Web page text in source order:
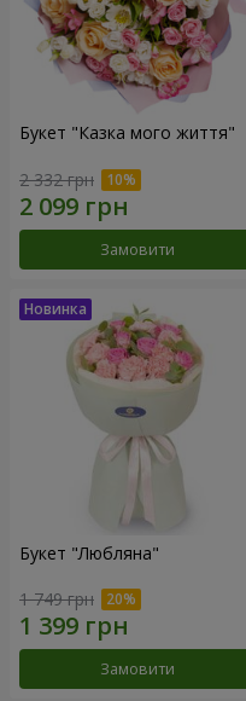
Букет "Казка мого життя"
2 332 грн
Замовити
Букет "Любляна"
1 749 грн
Замовити